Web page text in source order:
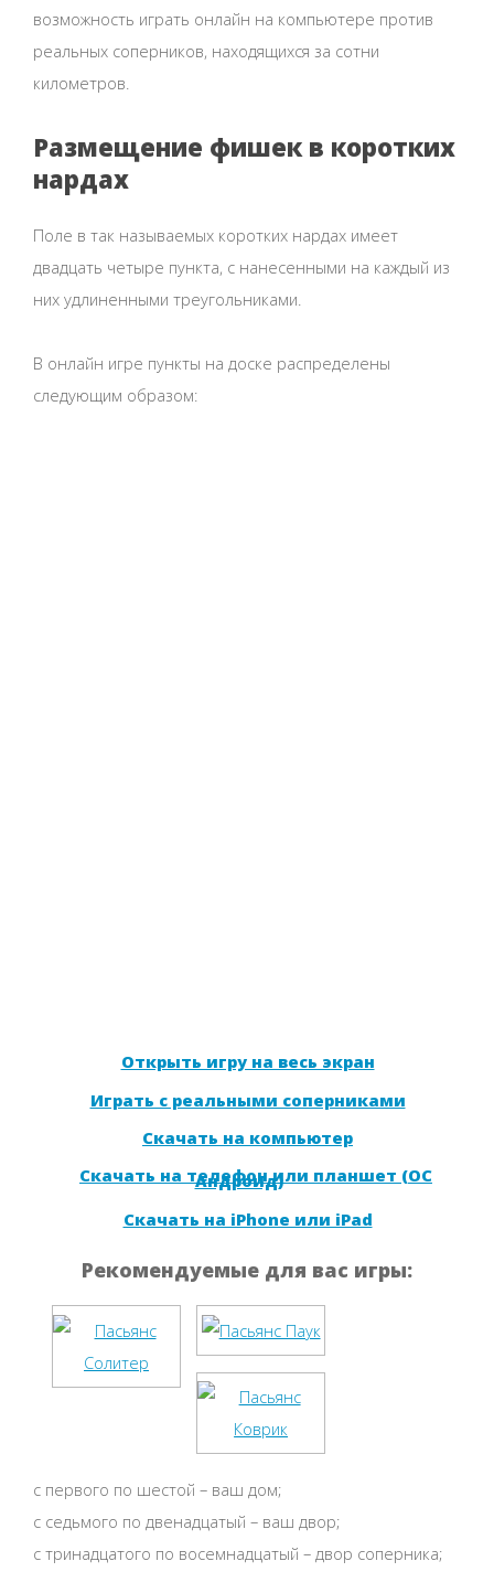
возможность играть онлайн на компьютере против
реальных соперников, находящихся за сотни
километров.
Размещение фишек в коротких
нардах
Поле в так называемых коротких нардах имеет
двадцать четыре пункта, с нанесенными на каждый из
них удлиненными треугольниками.
В онлайн игре пункты на доске распределены
следующим образом:
Открыть игру на весь экран
Играть с реальными соперниками
Скачать на компьютер
Скачать на телефон или планшет (ОС
Андроид)
Скачать на iPhone или iPad
Рекомендуемые для вас игры:
с первого по шестой – ваш дом;
с седьмого по двенадцатый – ваш двор;
с тринадцатого по восемнадцатый – двор соперника;